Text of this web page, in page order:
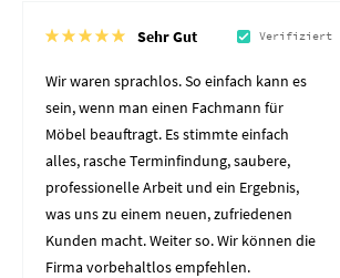
Sehr Gut Verifiziert
Wir waren sprachlos. So einfach kann es
sein, wenn man einen Fachmann für
Möbel beauftragt. Es stimmte einfach
alles, rasche Terminfindung, saubere,
professionelle Arbeit und ein Ergebnis,
was uns zu einem neuen, zufriedenen
Kunden macht. Weiter so. Wir können die
Firma vorbehaltlos empfehlen.